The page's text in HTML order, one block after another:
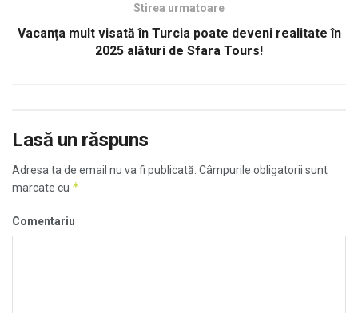
Stirea urmatoare
Vacanța mult visată în Turcia poate deveni realitate în
2025 alături de Sfara Tours!
Lasă un răspuns
Adresa ta de email nu va fi publicată. Câmpurile obligatorii sunt
marcate cu *
Comentariu